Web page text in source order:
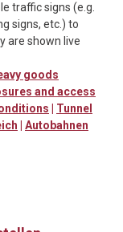
traffic signs (e.g.
signs, etc.) to
are shown live
goods
and access
Tunnel
Autobahnen